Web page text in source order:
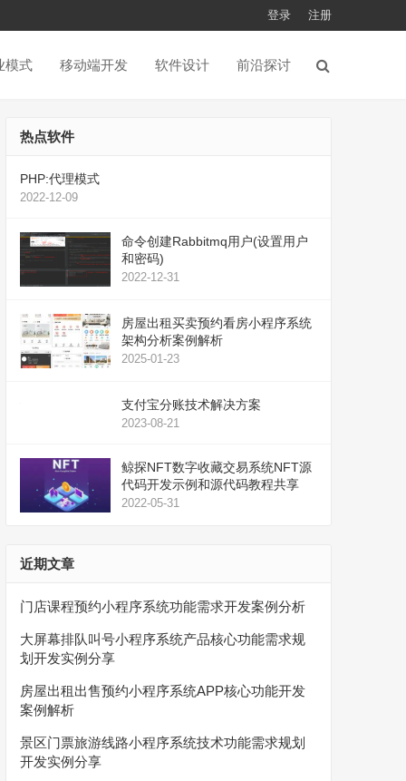
登录 注册
模式 移动端开发 软件设计 前沿探讨
热点软件
PHP:代理模式
2022-12-09
命令创建Rabbitmq用户(设置用户
和密码)
2022-12-31
房屋出租买卖预约看房小程序系统
架构分析案例解析
2025-01-23
支付宝分账技术解决方案
2023-08-21
鲸探NFT数字收藏交易系统NFT源
代码开发示例和源代码教程共享
2022-05-31
近期文章
门店课程预约小程序系统功能需求开发案例分析
大屏幕排队叫号小程序系统产品核心功能需求规
划开发实例分享
房屋出租出售预约小程序系统APP核心功能开发
案例解析
景区门票旅游线路小程序系统技术功能需求规划
开发实例分享